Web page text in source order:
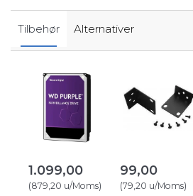
Tilbehør Alternativer
1.099,00
(879,20 u/Moms)
99,00
(79,20 u/Moms)